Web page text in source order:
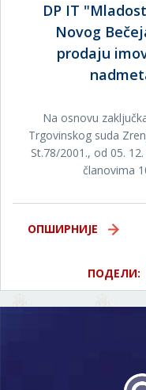
DP IT
Novog
prodaju
Na osnovu
Trgovinskog suda
St.78/2001., od 05.
članovima
ОПШИРНИЈЕ
ПОДЕЛИ: